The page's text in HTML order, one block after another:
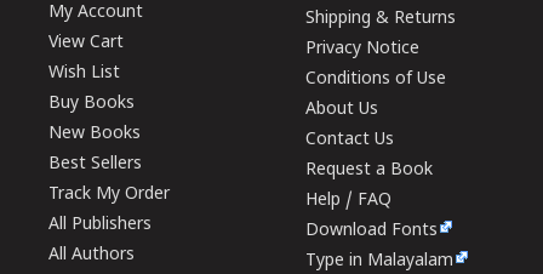
My Account
View Cart
Wish List
Buy Books
New Books
Best Sellers
Track My Order
All Publishers
All Authors
Shipping & Returns
Privacy Notice
Conditions of Use
About Us
Contact Us
Request a Book
Help / FAQ
Download Fonts
Type in Malayalam